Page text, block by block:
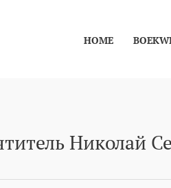
HOME
Николай
op
nieuwste